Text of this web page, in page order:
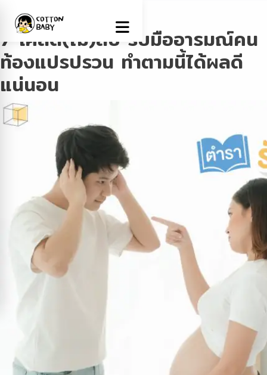
Tag:ตั้งครรภ์
7 เคล็ด(ไม่)ลับ รับมืออารมณ์คน
ท้องแปรปรวน ทำตามนี้ได้ผลดี
แน่นอน